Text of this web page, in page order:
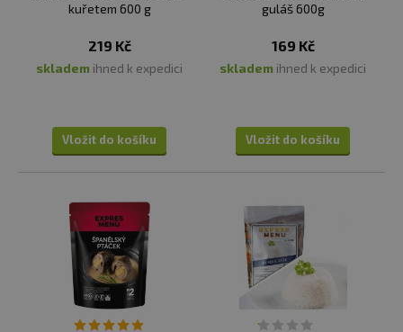
kuřetem 600 g
219 Kč
skladem ihned k expedici
Vložit do košíku
guláš 600g
169 Kč
skladem ihned k expedici
Vložit do košíku